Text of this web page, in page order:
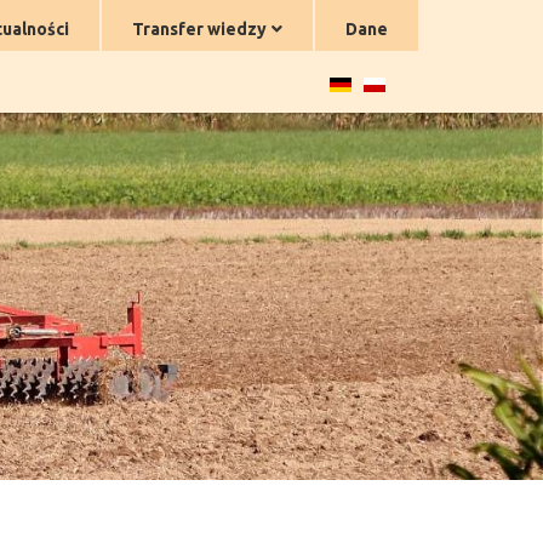
Transfer wiedzy Dane